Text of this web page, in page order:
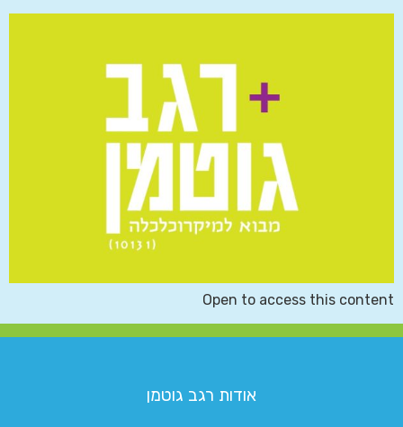
Open to access this content
אודות רגב גוטמן